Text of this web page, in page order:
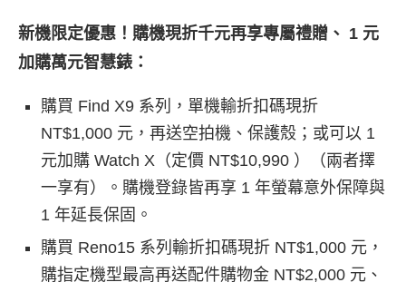
新機限定優惠！購機現折千元再享專屬禮贈、 1 元
加購萬元智慧錶：
購買 Find X9 系列，單機輸折扣碼現折
NT$1,000 元，再送空拍機、保護殼；或可以 1
元加購 Watch X（定價 NT$10,990 ）（兩者擇
一享有）。購機登錄皆再享 1 年螢幕意外保障與
1 年延長保固。
購買 Reno15 系列輸折扣碼現折 NT$1,000 元，
購指定機型最高再送配件購物金 NT$2,000 元、